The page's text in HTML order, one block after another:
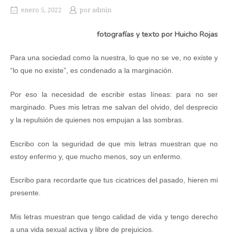
enero 5, 2022 por admin
fotografías y texto por Huicho Rojas
Para una sociedad como la nuestra, lo que no se ve, no existe y
“lo que no existe”, es condenado a la marginación.
Por eso la necesidad de escribir estas líneas: para no ser
marginado. Pues mis letras me salvan del olvido, del desprecio
y la repulsión de quienes nos empujan a las sombras
Escribo con la seguridad de que mis letras muestran que no
estoy enfermo y, que mucho menos, soy un enfermo.
Escribo para recordarte que tus cicatrices del pasado, hieren mi
presente.
Mis letras muestran que tengo calidad de vida y tengo derecho
a una vida sexual activa y libre de prejuicios.